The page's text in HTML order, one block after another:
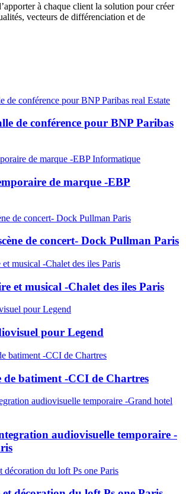
à chaque client la solution pour créer
vecteurs de différenciation et de
de conférence pour BNP Paribas
de marque -EBP
de concert- Dock Pullman Paris
et musical -Chalet des iles Paris
pour Legend
de batiment -CCI de Chartres
audiovisuelle temporaire -